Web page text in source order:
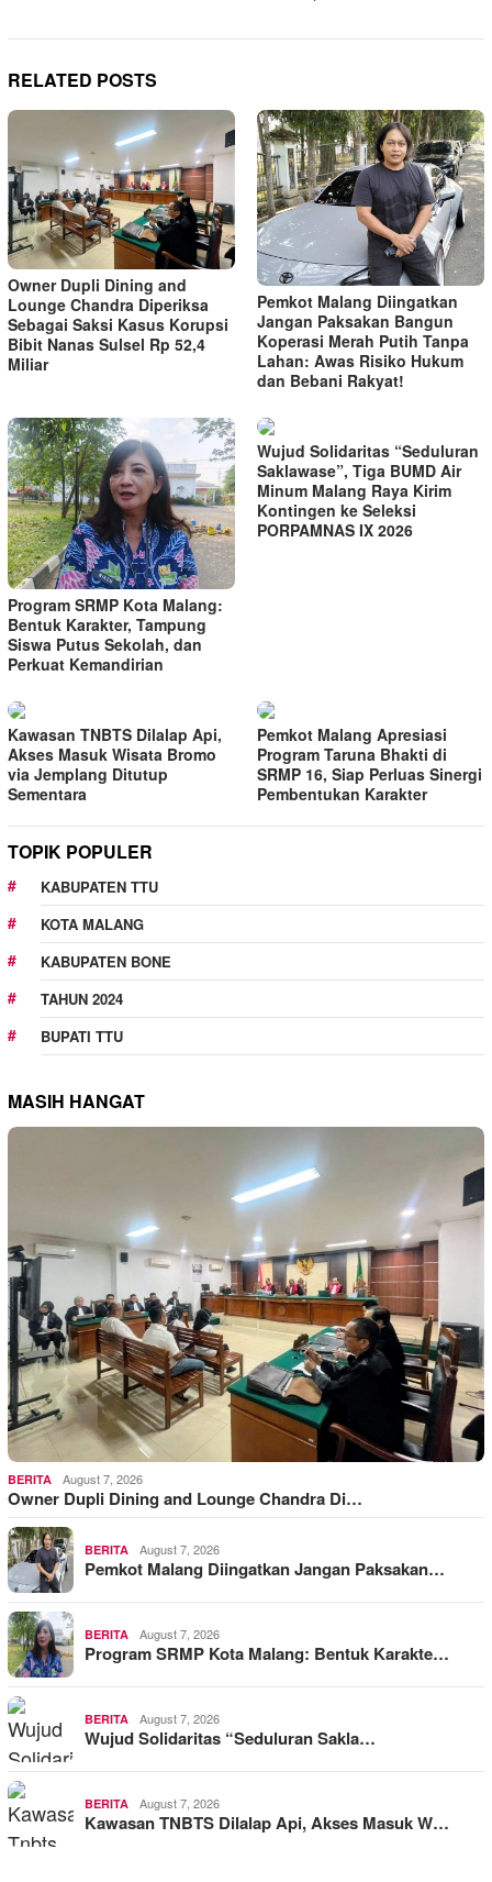
RELATED POSTS
Owner Dupli Dining and
Lounge Chandra Diperiksa
Sebagai Saksi Kasus Korupsi
Bibit Nanas Sulsel Rp 52,4
Miliar
Pemkot Malang Diingatkan
Jangan Paksakan Bangun
Koperasi Merah Putih Tanpa
Lahan: Awas Risiko Hukum
dan Bebani Rakyat!
Program SRMP Kota Malang:
Bentuk Karakter, Tampung
Siswa Putus Sekolah, dan
Perkuat Kemandirian
Wujud Solidaritas “Seduluran
Saklawase”, Tiga BUMD Air
Minum Malang Raya Kirim
Kontingen ke Seleksi
PORPAMNAS IX 2026
Kawasan TNBTS Dilalap Api,
Akses Masuk Wisata Bromo
via Jemplang Ditutup
Sementara
Pemkot Malang Apresiasi
Program Taruna Bhakti di
SRMP 16, Siap Perluas Sinergi
Pembentukan Karakter
TOPIK POPULER
KABUPATEN TTU
KOTA MALANG
KABUPATEN BONE
TAHUN 2024
BUPATI TTU
MASIH HANGAT
BERITA August 7, 2026
Owner Dupli Dining and Lounge Chandra Di…
BERITA August 7, 2026
Pemkot Malang Diingatkan Jangan Paksakan…
BERITA August 7, 2026
Program SRMP Kota Malang: Bentuk Karakte…
BERITA August 7, 2026
Wujud Solidaritas “Seduluran Sakla…
BERITA August 7, 2026
Kawasan TNBTS Dilalap Api, Akses Masuk W…